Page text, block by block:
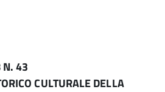
N. 43
CULTURALE DELLA